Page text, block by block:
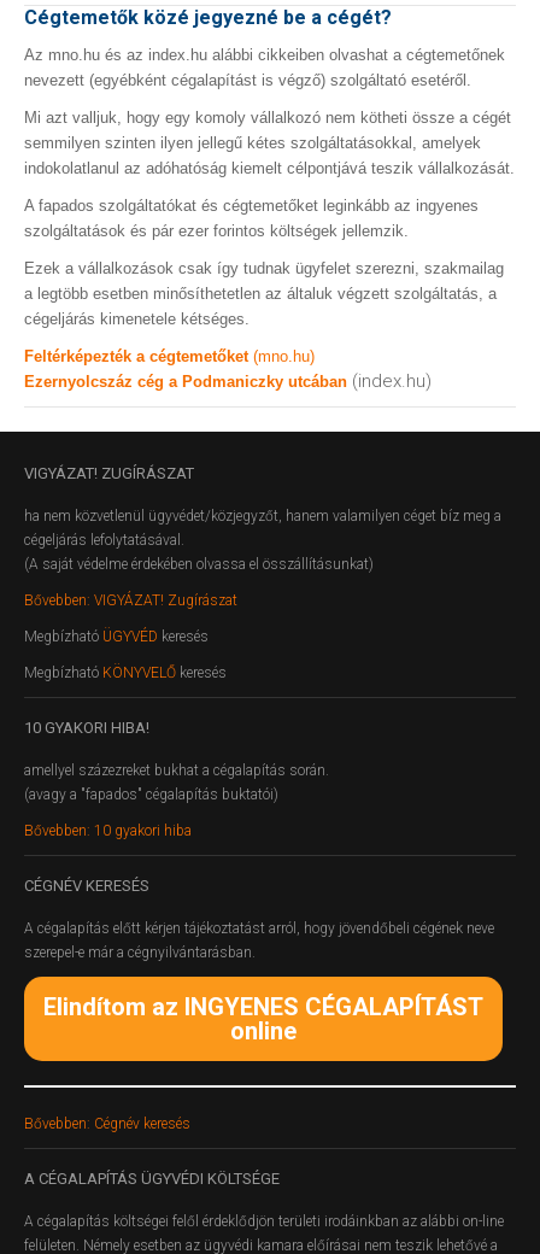
Cégtemetők közé jegyezné be a cégét?
Az mno.hu és az index.hu alábbi cikkeiben olvashat a cégtemetőnek
nevezett (egyébként cégalapítást is végző) szolgáltató esetéről.
Mi azt valljuk, hogy egy komoly vállalkozó nem kötheti össze a cégét
semmilyen szinten ilyen jellegű kétes szolgáltatásokkal, amelyek
indokolatlanul az adóhatóság kiemelt célpontjává teszik vállalkozását.
A fapados szolgáltatókat és cégtemetőket leginkább az ingyenes
szolgáltatások és pár ezer forintos költségek jellemzik.
Ezek a vállalkozások csak így tudnak ügyfelet szerezni, szakmailag
a legtöbb esetben minősíthetetlen az általuk végzett szolgáltatás, a
cégeljárás kimenetele kétséges.
Feltérképezték a cégtemetőket (mno.hu)
Ezernyolcszáz cég a Podmaniczky utcában (index.hu)
VIGYÁZAT! ZUGÍRÁSZAT
ha nem közvetlenül ügyvédet/közjegyzőt, hanem valamilyen céget bíz meg a
cégeljárás lefolytatásával.
(A saját védelme érdekében olvassa el összállításunkat)
Bővebben: VIGYÁZAT! Zugírászat
Megbízható ÜGYVÉD keresés
Megbízható KÖNYVELŐ keresés
10 GYAKORI HIBA!
amellyel százezreket bukhat a cégalapítás során.
(avagy a "fapados" cégalapítás buktatói)
Bővebben: 10 gyakori hiba
CÉGNÉV KERESÉS
A cégalapítás előtt kérjen tájékoztatást arról, hogy jövendőbeli cégének neve
szerepel-e már a cégnyilvántarásban.
Elindítom az INGYENES CÉGALAPÍTÁST
online
Bővebben: Cégnév keresés
A CÉGALAPÍTÁS ÜGYVÉDI KÖLTSÉGE
A cégalapítás költségei felől érdeklődjön területi irodáinkban az alábbi on-line
felületen. Némely esetben az ügyvédi kamara előírásai nem teszik lehetővé a